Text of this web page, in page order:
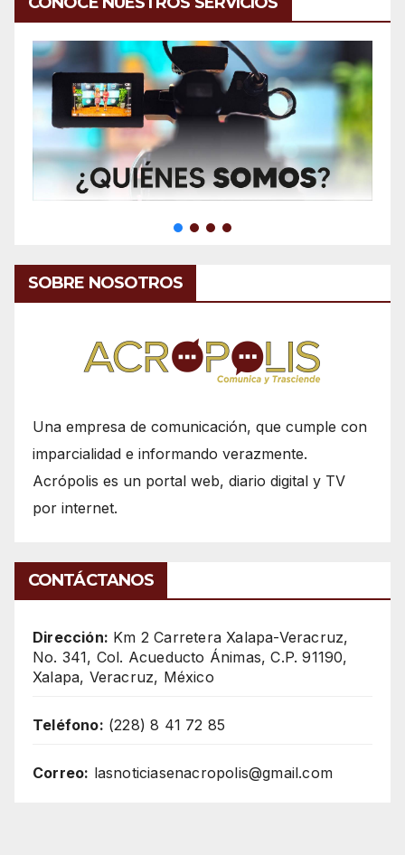
SOBRE NOSOTROS
Una empresa de comunicación, que cumple con
imparcialidad e informando verazmente.
Acrópolis es un portal web, diario digital y TV
por internet.
CONTÁCTANOS
Dirección: Km 2 Carretera Xalapa-Veracruz,
No. 341, Col. Acueducto Ánimas, C.P. 91190,
Xalapa, Veracruz, México
Teléfono: (228) 8 41 72 85
Correo: lasnoticiasenacropolis@gmail.com